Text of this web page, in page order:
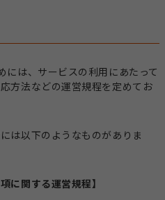
には、サービスの利用にあたって
方法などの運営規程を定めてお
は以下のようなものがありま
に関する運営規程】